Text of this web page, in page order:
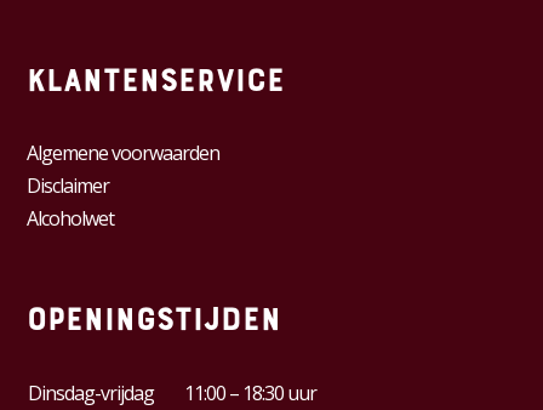
Klantenservice
Algemene voorwaarden
Disclaimer
Alcoholwet
Openingstijden
Dinsdag-vrijdag 11:00 – 18:30 uur